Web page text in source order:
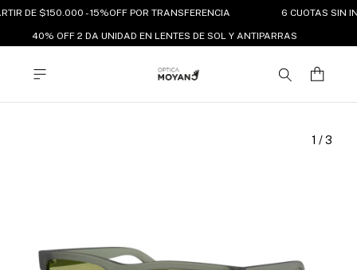
DE $150.000 - 15%OFF POR TRANSFERENCIA 6 CUOTAS SIN
40% OFF 2 DA UNIDAD EN LENTES DE SOL Y ANTIPARRAS
1 /3